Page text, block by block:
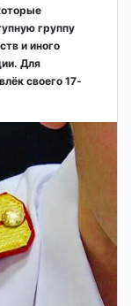
группу
и иного
Для
своего 17-